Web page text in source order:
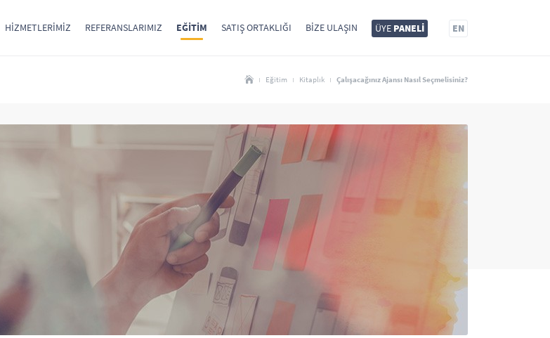
ÜYE PANELİ EN
HIZMETLERIMIZ REFERANSLARIMIZ EĞITIM SATIŞ ORTAKLIĞI BIZE ULAŞIN
Eğitim Kitaplık Çalışacağınız Ajansı Nasıl Seçmelisiniz?